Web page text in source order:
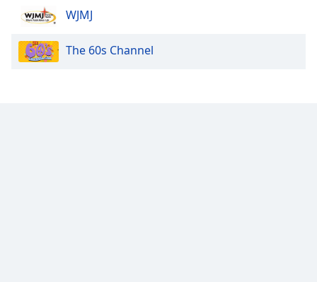
Opacity
Caption
WJMJ
The 60s Channel